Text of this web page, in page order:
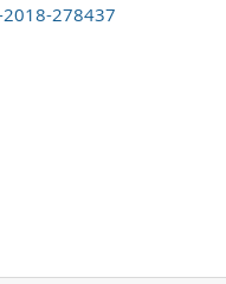
278437